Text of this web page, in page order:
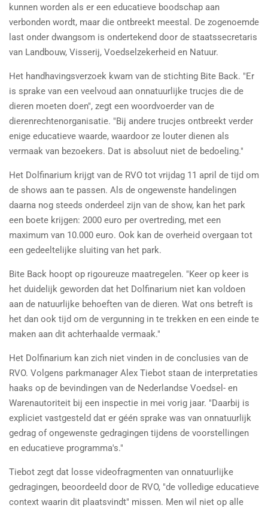
kunnen worden als er een educatieve boodschap aan
verbonden wordt, maar die ontbreekt meestal. De zogenoemde
last onder dwangsom is ondertekend door de staatssecretaris
van Landbouw, Visserij, Voedselzekerheid en Natuur.
Het handhavingsverzoek kwam van de stichting Bite Back. "Er
is sprake van een veelvoud aan onnatuurlijke trucjes die de
dieren moeten doen", zegt een woordvoerder van de
dierenrechtenorganisatie. "Bij andere trucjes ontbreekt verder
enige educatieve waarde, waardoor ze louter dienen als
vermaak van bezoekers. Dat is absoluut niet de bedoeling."
Het Dolfinarium krijgt van de RVO tot vrijdag 11 april de tijd om
de shows aan te passen. Als de ongewenste handelingen
daarna nog steeds onderdeel zijn van de show, kan het park
een boete krijgen: 2000 euro per overtreding, met een
maximum van 10.000 euro. Ook kan de overheid overgaan tot
een gedeeltelijke sluiting van het park.
Bite Back hoopt op rigoureuze maatregelen. "Keer op keer is
het duidelijk geworden dat het Dolfinarium niet kan voldoen
aan de natuurlijke behoeften van de dieren. Wat ons betreft is
het dan ook tijd om de vergunning in te trekken en een einde te
maken aan dit achterhaalde vermaak."
Het Dolfinarium kan zich niet vinden in de conclusies van de
RVO. Volgens parkmanager Alex Tiebot staan de interpretaties
haaks op de bevindingen van de Nederlandse Voedsel- en
Warenautoriteit bij een inspectie in mei vorig jaar. "Daarbij is
expliciet vastgesteld dat er géén sprake was van onnatuurlijk
gedrag of ongewenste gedragingen tijdens de voorstellingen
en educatieve programma's."
Tiebot zegt dat losse videofragmenten van onnatuurlijke
gedragingen, beoordeeld door de RVO, "de volledige educatieve
context waarin dit plaatsvindt" missen. Men wil niet op alle